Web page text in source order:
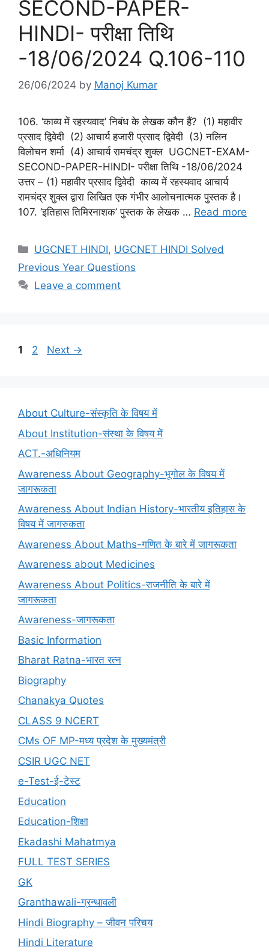
SECOND-PAPER-
HINDI- परीक्षा तिथि
-18/06/2024 Q.106-110
26/06/2024 by Manoj Kumar
106. ‘काव्य में रहस्यवाद’ निबंध के लेखक कौन हैं? (1) महावीर
प्रसाद द्विवेदी (2) आचार्य हजारी प्रसाद द्विवेदी (3) नलिन
विलोचन शर्मा (4) आचार्य रामचंद्र शुक्ल UGCNET-EXAM-
SECOND-PAPER-HINDI- परीक्षा तिथि -18/06/2024
उत्तर – (1) महावीर प्रसाद द्विवेदी काव्य में रहस्यवाद आचार्य
रामचंद्र शुक्ल द्वारा लिखित एक गंभीर आलोचनात्मक पुस्तक है।
107. ‘इतिहास तिमिरनाशक’ पुस्तक के लेखक … Read more
Categories
UGCNET HINDI, UGCNET HINDI Solved
Previous Year Questions
Leave a comment
Page
1 Page
2 Next →
About Culture-संस्कृति के विषय में
About Institution-संस्था के विषय में
ACT.-अधिनियम
Awareness About Geography-भूगोल के विषय में
जागरूकता
Awareness About Indian History-भारतीय इतिहास के
विषय में जागरुकता
Awareness About Maths-गणित के बारे में जागरूकता
Awareness about Medicines
Awareness About Politics-राजनीति के बारे में
जागरूकता
Awareness-जागरूकता
Basic Information
Bharat Ratna-भारत रत्न
Biography
Chanakya Quotes
CLASS 9 NCERT
CMs OF MP-मध्य प्रदेश के मुख्यमंत्री
CSIR UGC NET
e-Test-ई-टेस्ट
Education
Education-शिक्षा
Ekadashi Mahatmya
FULL TEST SERIES
GK
Granthawali-ग्रन्थावली
Hindi Biography – जीवन परिचय
Hindi Literature